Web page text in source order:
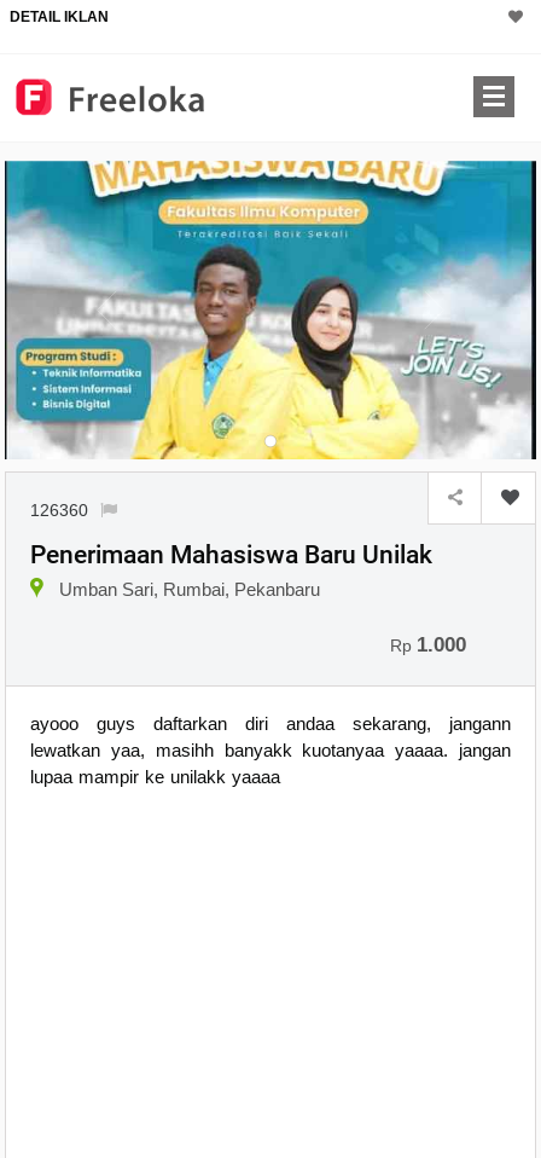
DETAIL IKLAN
126360
Penerimaan Mahasiswa Baru Unilak
Umban Sari, Rumbai, Pekanbaru
Rp 1.000
ayooo guys daftarkan diri andaa sekarang, jangann
lewatkan yaa, masihh banyakk kuotanyaa yaaaa. jangan
lupaa mampir ke unilakk yaaaa